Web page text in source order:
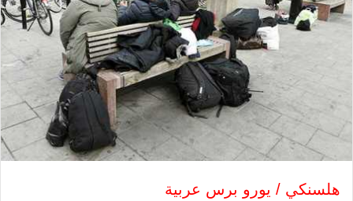
هلسنكي / يورو برس عربية